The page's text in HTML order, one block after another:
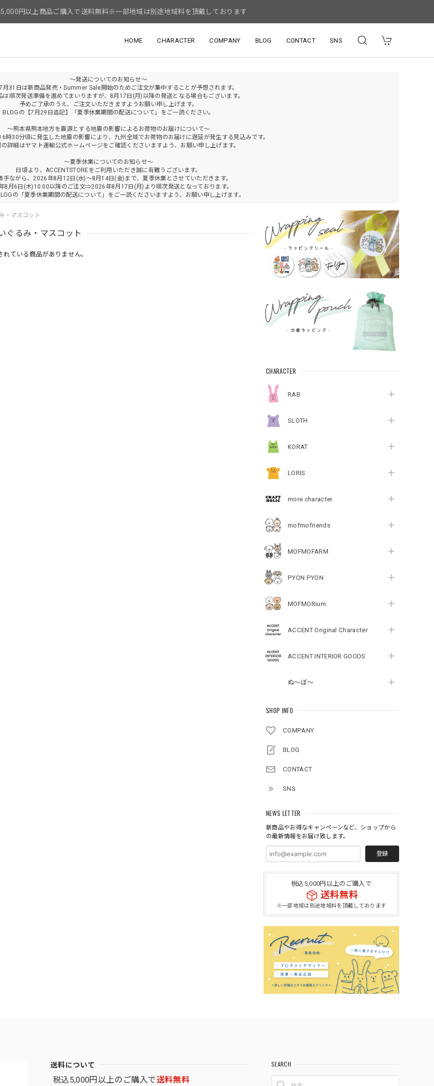
円以上商品ご購入で送料無料※一部地域は別途地域料を頂戴しております
HOME CHARACTER COMPANY BLOG CONTACT SNS
～発送についてのお知らせ～
月31日は新商品発売・Summer Sale開始のためご注文が集中することが予想されます。
は順次発送準備を進めてまいりますが、8月17日(月)以降の発送となる場合もございます。
予めご了承のうえ、ご注文いただきますようお願い申し上げます。
BLOGの【7月29日追記】「夏季休業期間の配送について」をご一読ください。
～熊本県熊本地方を震源とする地震の影響によるお荷物のお届けについて～
時30分頃に発生した地震の影響により、九州全域でお荷物のお届けに遅延が発生する見込みです。
詳細はヤマト運輸公式ホームページをご確認くださいますよう、お願い申し上げます。
～夏季休業についてのお知らせ～
日頃より、ACCENTSTOREをご利用いただき誠に有難うございます。
手ながら、2026年8月12日(水)～8月14日(金)まで、夏季休業とさせていただきます。
8月6日(木)10:00以降のご注文⇒2026年8月17日(月)より順次発送となっております。
の「夏季休業期間の配送について」をご一読くださいますよう、お願い申し上げます。
CHARACTER
RAB
SLOTH
KORAT
LORIS
more character
mofmofriends
MOFMOFARM
PYON PYON
MOFMORium
ACCENT Original Character
ACCENT INTERIOR GOODS
ぬ～ぼ～
SHOP INFO
COMPANY
BLOG
CONTACT
SNS
NEWS LETTER
新商品やお得なキャンペーンなど、ショップから
の最新情報をお届け致します。
登録
税込5,000円以上のご購入で
送料無料
※一部地域は別途地域料を頂戴しております
・マスコット
ぐるみ・マスコット
れている商品がありません。
送料について
税込5,000円以上のご購入で送料無料
SEARCH